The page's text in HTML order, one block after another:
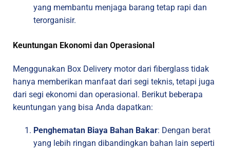
yang membantu menjaga barang tetap rapi dan
terorganisir.
Keuntungan Ekonomi dan Operasional
Menggunakan Box Delivery motor dari fiberglass tidak
hanya memberikan manfaat dari segi teknis, tetapi juga
dari segi ekonomi dan operasional. Berikut beberapa
keuntungan yang bisa Anda dapatkan:
Penghematan Biaya Bahan Bakar: Dengan berat
yang lebih ringan dibandingkan bahan lain seperti